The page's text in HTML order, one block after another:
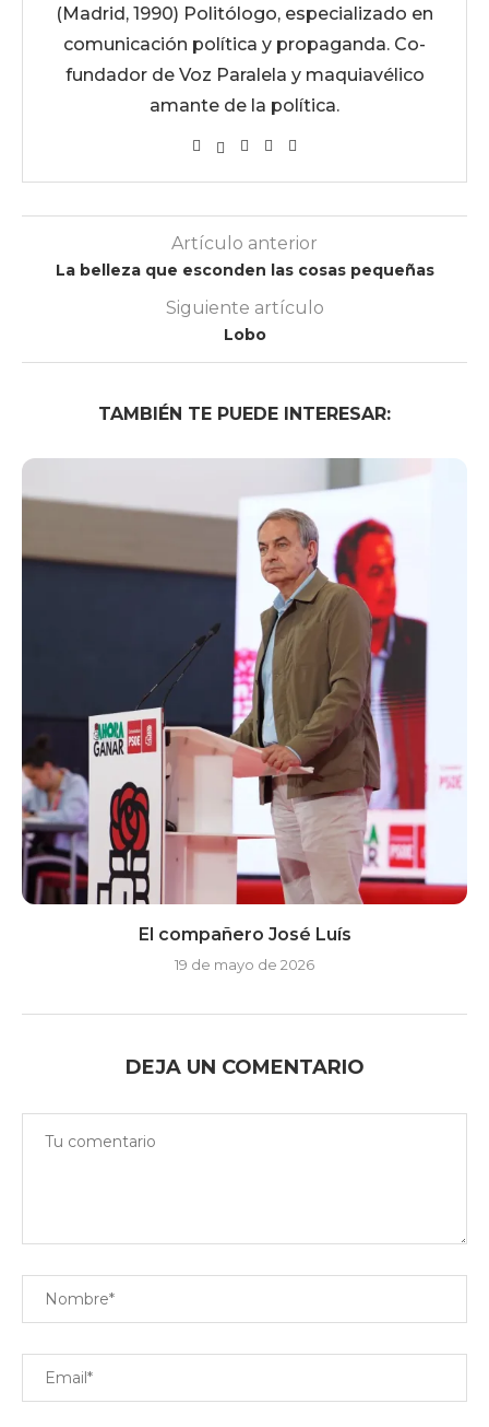
(Madrid, 1990) Politólogo, especializado en
comunicación política y propaganda. Co-
fundador de Voz Paralela y maquiavélico
amante de la política.
Artículo anterior
La belleza que esconden las cosas pequeñas
Siguiente artículo
Lobo
TAMBIÉN TE PUEDE INTERESAR:
El compañero José Luís
19 de mayo de 2026
DEJA UN COMENTARIO